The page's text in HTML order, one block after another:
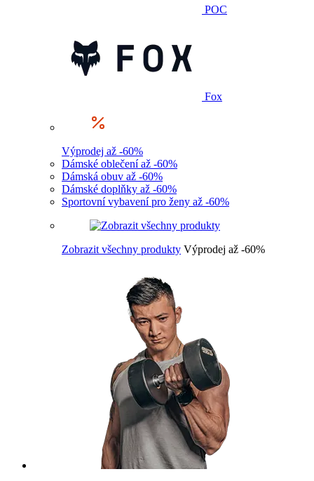
POC
Fox
Výprodej až -60%
Dámské oblečení až -60%
Dámská obuv až -60%
Dámské doplňky až -60%
Sportovní vybavení pro ženy až -60%
Zobrazit všechny produkty Výprodej až -60%